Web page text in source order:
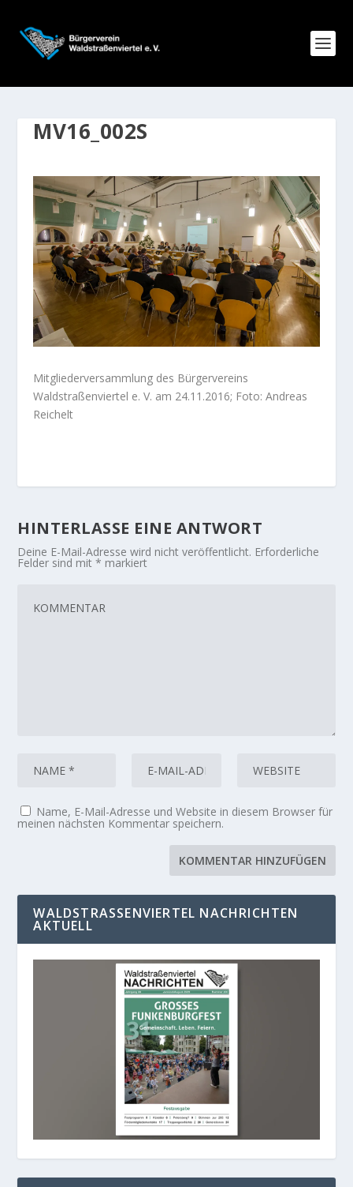
MV16_002S
Mitgliederversammlung des Bürgervereins
Waldstraßenviertel e. V. am 24.11.2016; Foto: Andreas
Reichelt
HINTERLASSE EINE ANTWORT
Deine E-Mail-Adresse wird nicht veröffentlicht. Erforderliche
Felder sind mit* markiert
Name, E-Mail-Adresse und Website in diesem Browser für
meinen nächsten Kommentar speichern.
WALDSTRASSENVIERTEL NACHRICHTEN A
KTUELL